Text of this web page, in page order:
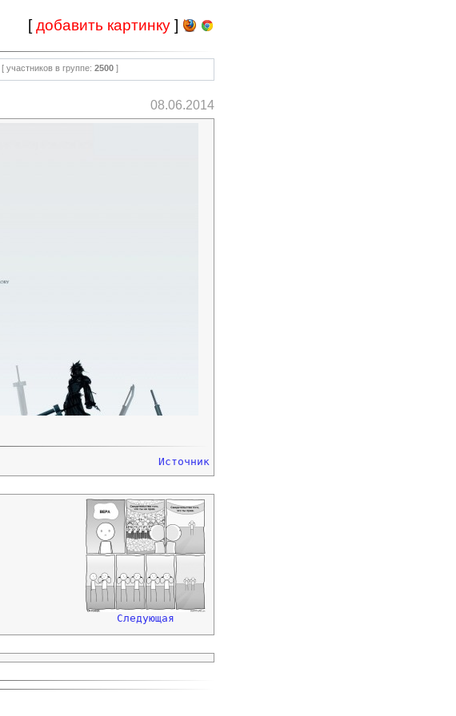
[добавить картинку ]
[ участников в группе: 2500]
08.06.2014
Источник
Следующая